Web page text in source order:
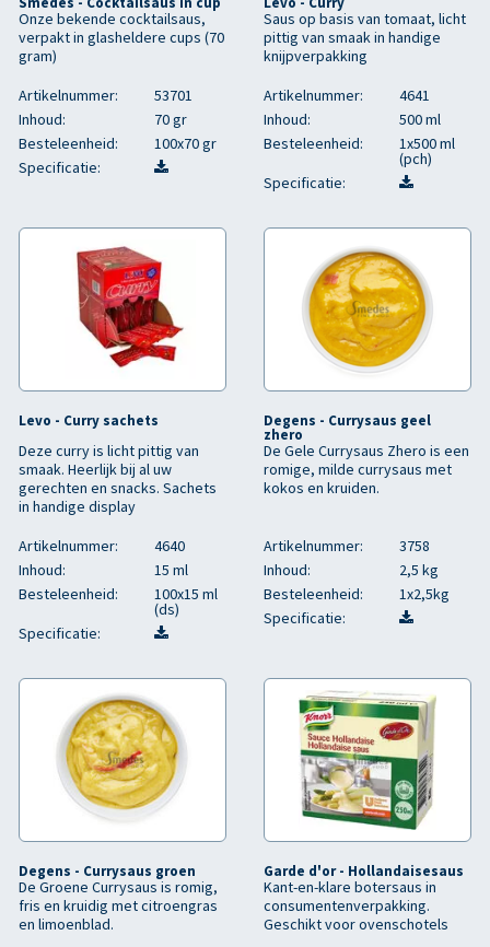
Onze bekende cocktailsaus,
verpakt in glasheldere cups (70
gram)
Artikelnummer:
53701
Inhoud:
70 gr
Besteleenheid:
100x70 gr
Specificatie:
Saus op basis van tomaat, licht
pittig van smaak in handige
knijpverpakking
Artikelnummer:
4641
Inhoud:
500 ml
Besteleenheid:
1x500 ml
(pch)
Specificatie:
Levo - Curry sachets
Deze curry is licht pittig van
smaak. Heerlijk bij al uw
gerechten en snacks. Sachets
in handige display
Artikelnummer:
4640
Inhoud:
15 ml
Besteleenheid:
100x15 ml
(ds)
Specificatie:
Degens - Currysaus geel
zhero
De Gele Currysaus Zhero is een
romige, milde currysaus met
kokos en kruiden.
Artikelnummer:
3758
Inhoud:
2,5 kg
Besteleenheid:
1x2,5kg
Specificatie:
Degens - Currysaus groen
De Groene Currysaus is romig,
fris en kruidig met citroengras
en limoenblad.
Garde d'or - Hollandaisesaus
Kant-en-klare botersaus in
consumentenverpakking.
Geschikt voor ovenschotels